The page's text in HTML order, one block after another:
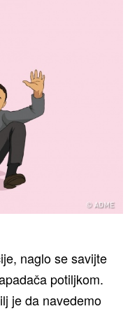
naglo se savijte
potiljkom.
je da navedemo